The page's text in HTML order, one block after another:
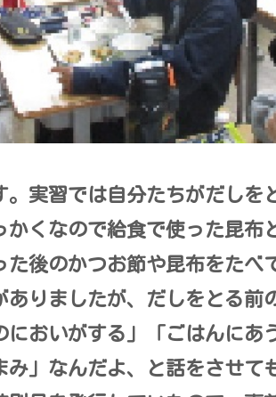
。実習では自分たちがだしを
かくなので給食で使った昆布
後のかつお節や昆布をたべ
ありましたが、だしをとる前
においがする」「ごはんにあ
み」なんだよ、と話をさせて